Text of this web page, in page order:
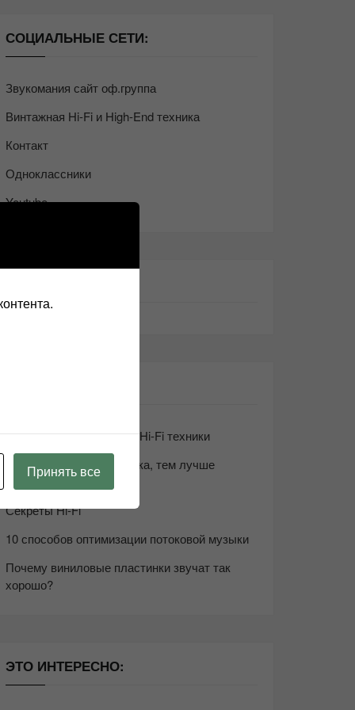
СОЦИАЛЬНЫЕ СЕТИ:
Звукомания сайт оф.группа
Винтажная Hi-Fi и High-End техника
Контакт
Одноклассники
Youtube
Возьмите друга в салон Hi-Fi техники
Чем дороже аудиотехника, тем лучше
звучит?
Секреты Hi-Fi
10 способов оптимизации потоковой музыки
Почему виниловые пластинки звучат так
хорошо?
ЭТО ИНТЕРЕСНО:
Принять все